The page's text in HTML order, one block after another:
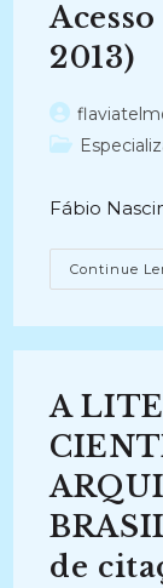
2013)
Autor
do
Categoria
Fábio
Continue
A
de